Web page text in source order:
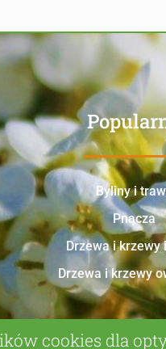
Byliny i
Pnącza
Drzewa i krzewy
Drzewa i krzewy
cookies dla